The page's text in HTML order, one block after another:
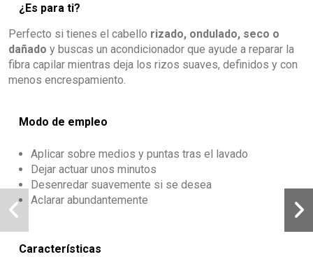
¿Es para ti?
Perfecto si tienes el cabello rizado, ondulado, seco o
dañado y buscas un acondicionador que ayude a reparar la
fibra capilar mientras deja los rizos suaves, definidos y con
menos encrespamiento.
Modo de empleo
Aplicar sobre medios y puntas tras el lavado
Dejar actuar unos minutos
Desenredar suavemente si se desea
Aclarar abundantemente
Características